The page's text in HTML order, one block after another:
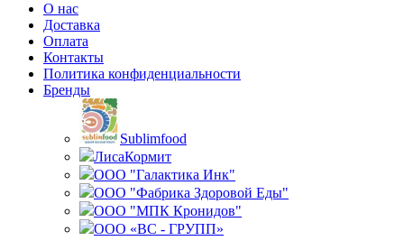
О нас
Доставка
Оплата
Контакты
Политика конфиденциальности
Бренды
Sublimfood
ЛисаКормит
ООО "Галактика Инк"
ООО "Фабрика Здоровой Еды"
ООО "МПК Кронидов"
ООО «ВС - ГРУПП»